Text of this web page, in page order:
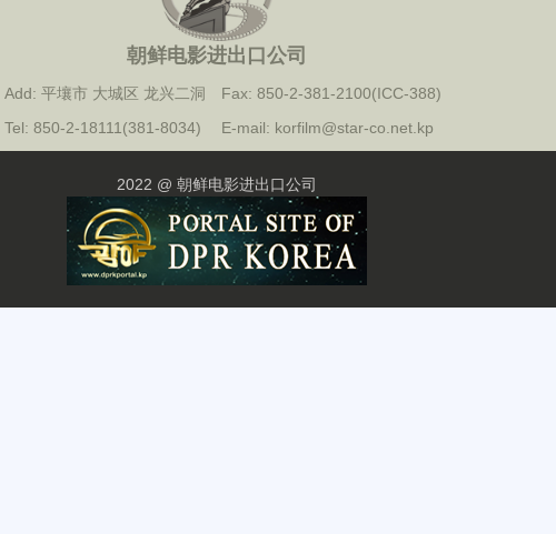
朝鲜电影进出口公司
Add: 平壤市 大城区 龙兴二洞
Tel: 850-2-18111(381-8034)
Fax: 850-2-381-2100(ICC-388)
E-mail: korfilm@star-co.net.kp
2022 @ 朝鲜电影进出口公司